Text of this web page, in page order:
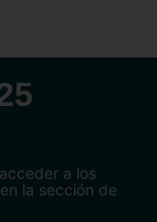
a los
la sección de